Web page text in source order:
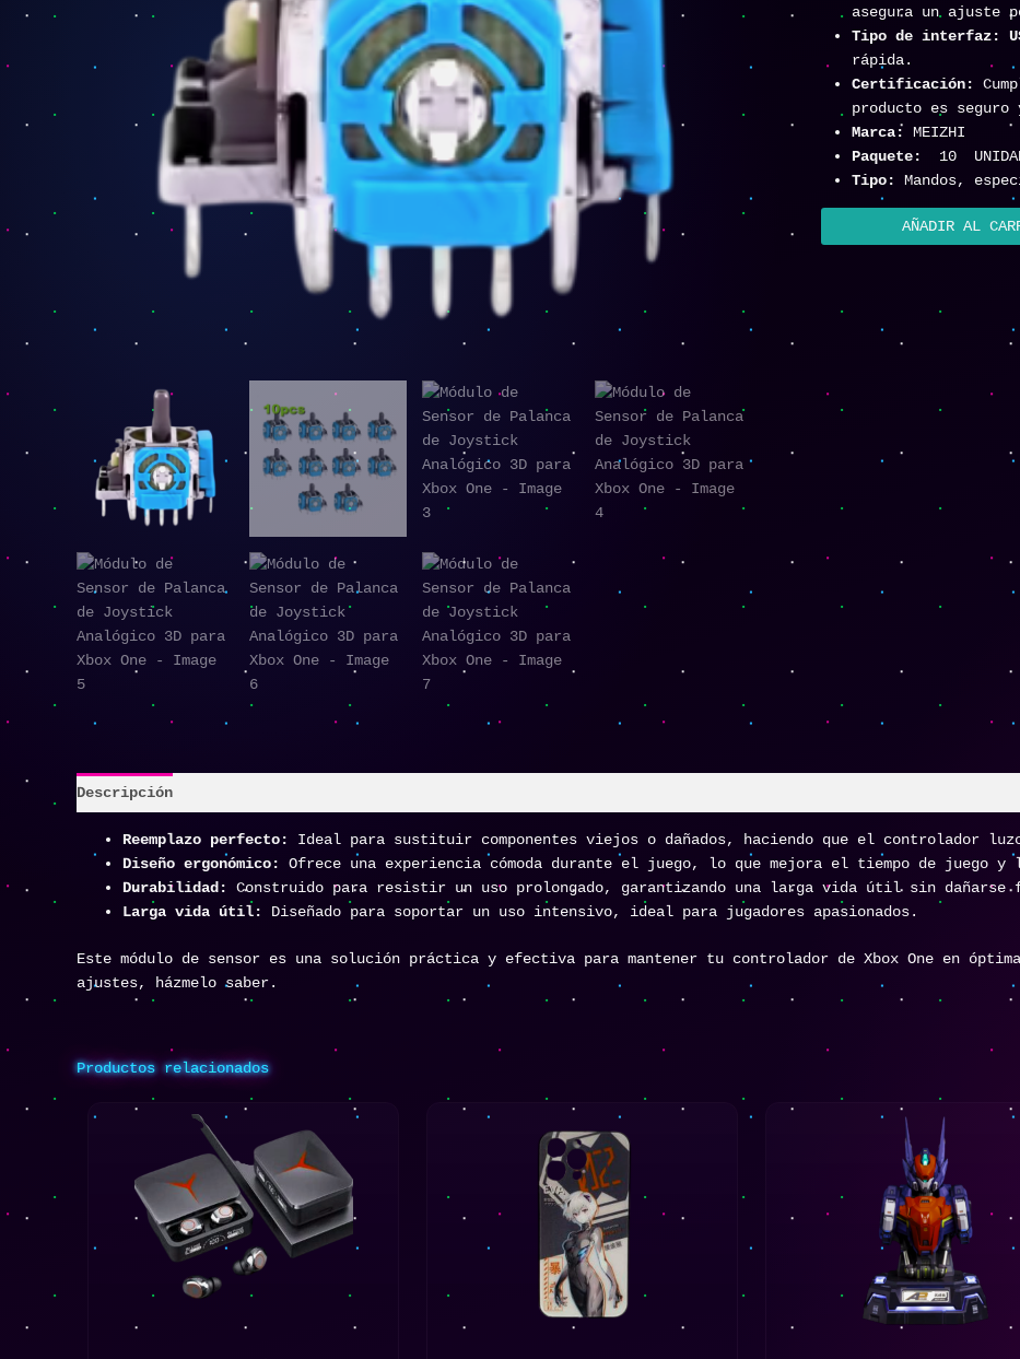
asegura un ajuste
Tipo de interfaz:
rápida.
Certificación:
producto es seguro
Marca: MEIZHI
Paquete:
10
Tipo:
Mandos,
AÑADIR AL
Descripción
Reemplazo perfecto:
Ideal para sustituir componentes viejos o dañados, haciendo que el controlador
Diseño ergonómico:
Ofrece una experiencia cómoda durante el juego, lo que mejora el tiempo de juego
Durabilidad:
Construido para resistir un uso prolongado, garantizando una larga vida útil sin dañarse
Larga vida útil:
Diseñado para soportar un uso intensivo, ideal para jugadores apasionados.
Este módulo de sensor es una solución práctica y efectiva para mantener tu controlador de Xbox One en
ajustes, házmelo saber.
Productos relacionados